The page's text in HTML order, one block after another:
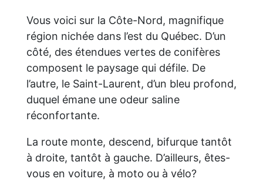
Vous voici sur la Côte-Nord, magnifique
région nichée dans l’est du Québec. D’un
côté, des étendues vertes de conifères
composent le paysage qui défile. De
l’autre, le Saint-Laurent, d’un bleu profond,
duquel émane une odeur saline
réconfortante.
La route monte, descend, bifurque tantôt
à droite, tantôt à gauche. D’ailleurs, êtes-
vous en voiture, à moto ou à vélo?